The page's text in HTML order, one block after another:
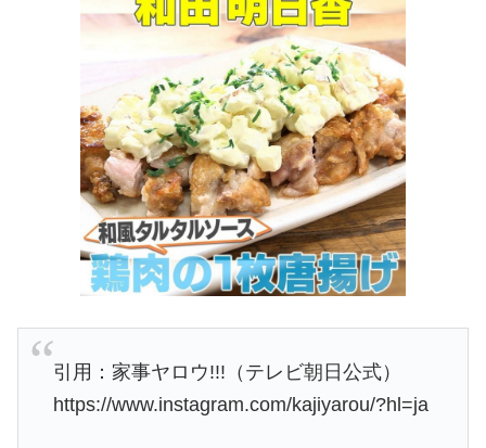
引用：家事ヤロウ!!!（テレビ朝日公式）
https://www.instagram.com/kajiyarou/?hl=ja